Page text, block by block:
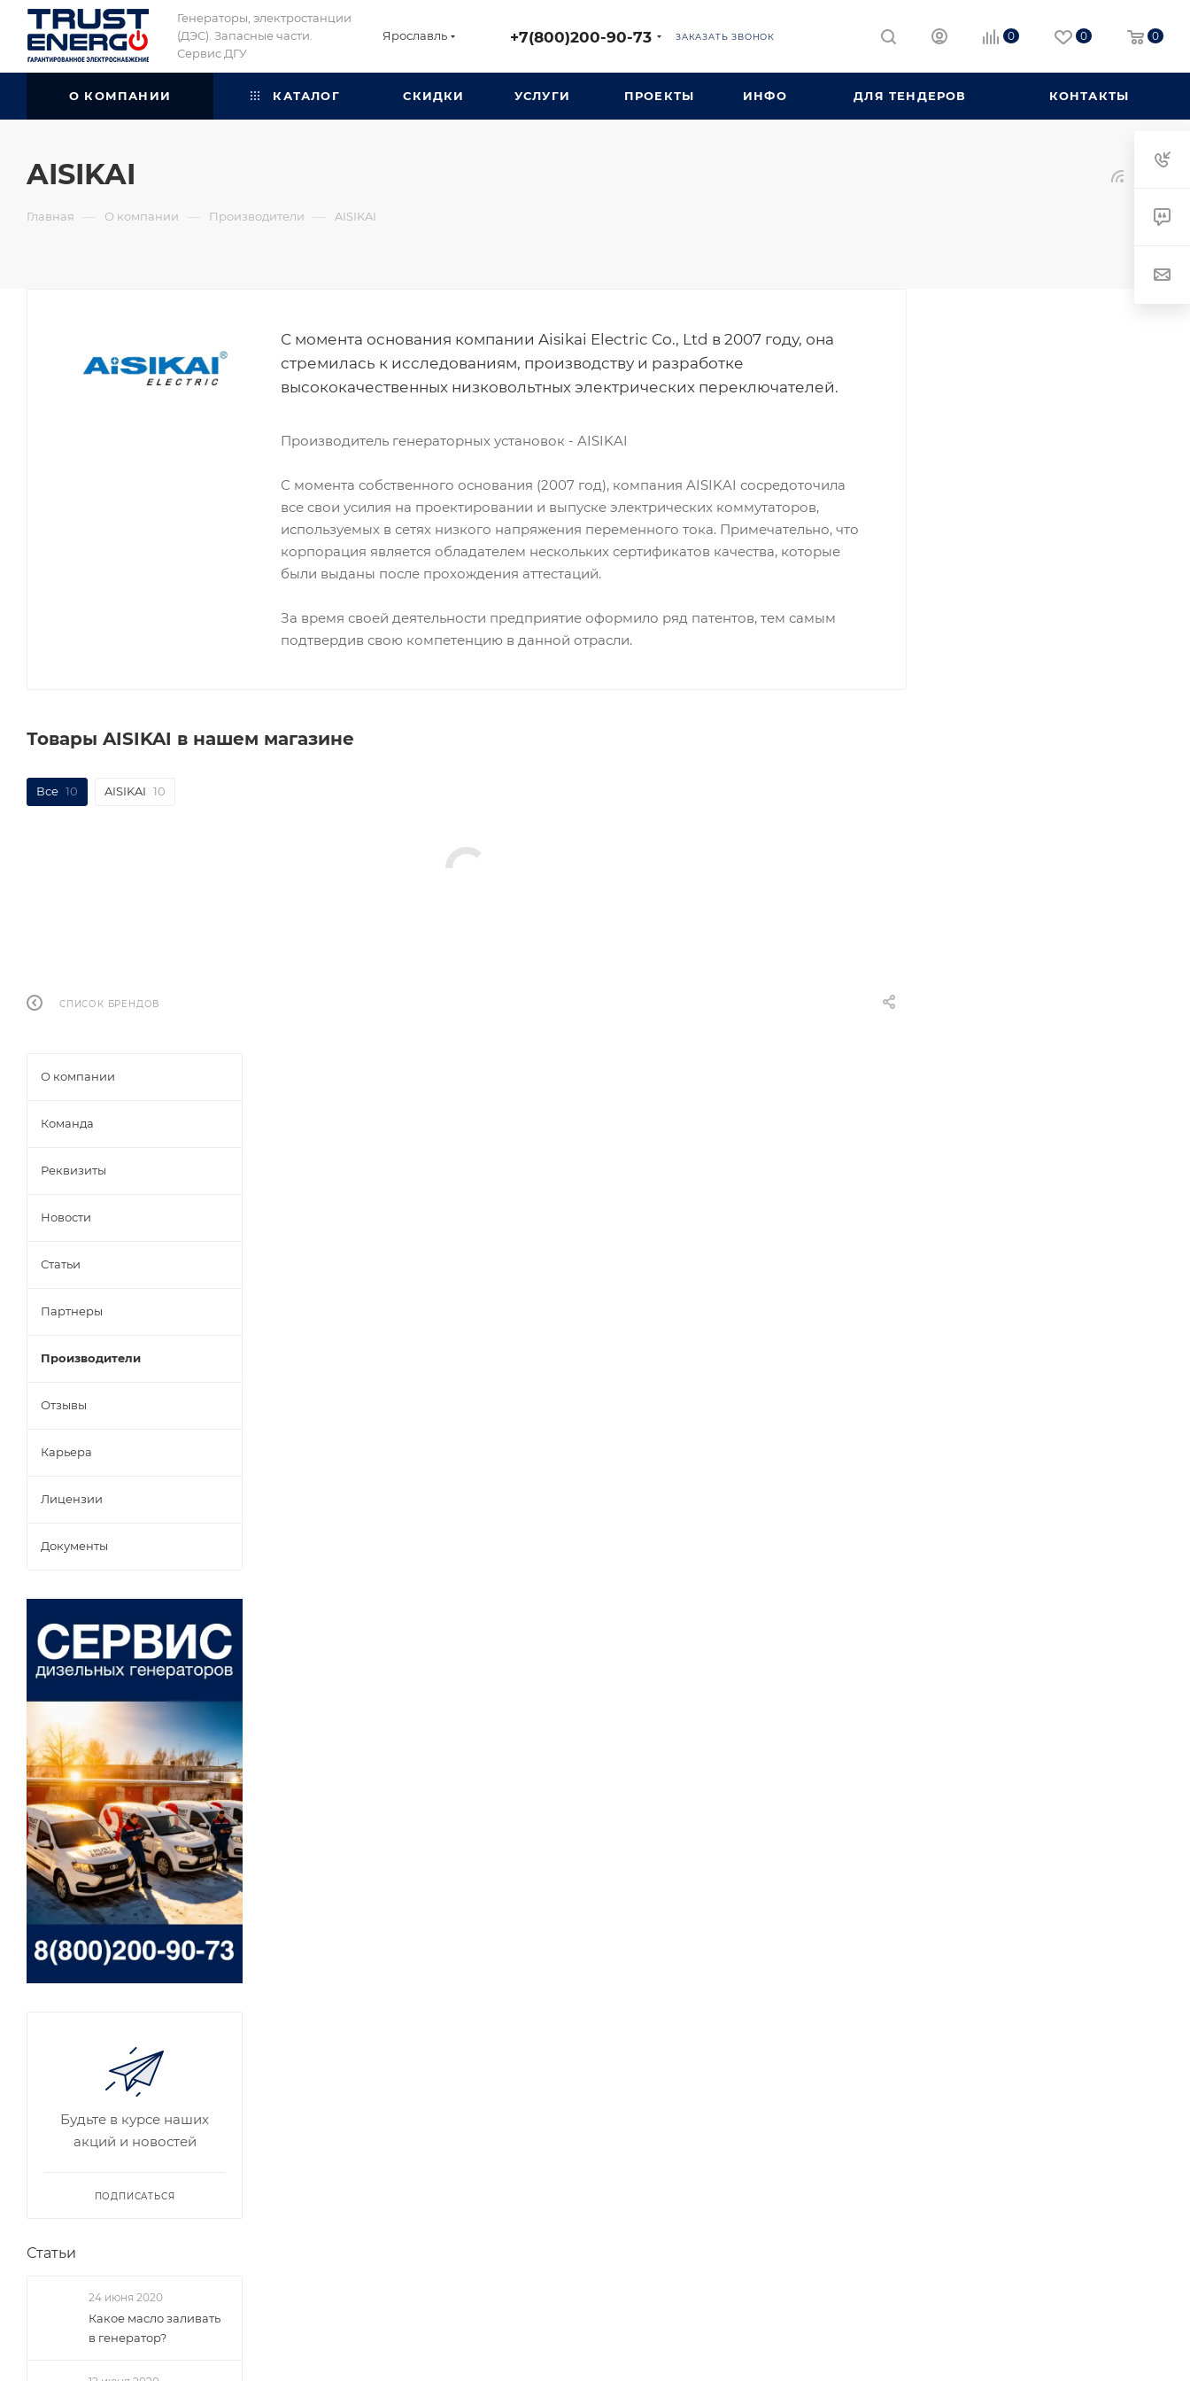
Генераторы, электростанции
(ДЭС). Запасные части.
Сервис ДГУ
Ярославль +7(800)200-90-73 ЗАКАЗАТЬ ЗВОНОК 0 0 0
О КОМПАНИИ КАТАЛОГ СКИДКИ УСЛУГИ ПРОЕКТЫ ИНФО ДЛЯ ТЕНДЕРОВ КОНТАКТЫ
AISIKAI
Главная — О компании — Производители — AISIKAI
С момента основания компании Aisikai Electric Co., Ltd в 2007 году, она
стремилась к исследованиям, производству и разработке
высококачественных низковольтных электрических переключателей.
Производитель генераторных установок - AISIKAI
С момента собственного основания (2007 год), компания AISIKAI сосредоточила
все свои усилия на проектировании и выпуске электрических коммутаторов,
используемых в сетях низкого напряжения переменного тока. Примечательно, что
корпорация является обладателем нескольких сертификатов качества, которые
были выданы после прохождения аттестаций.
За время своей деятельности предприятие оформило ряд патентов, тем самым
подтвердив свою компетенцию в данной отрасли.
Товары AISIKAI в нашем магазине
Все 10 AISIKAI 10
СПИСОК БРЕНДОВ
О компании
Команда
Реквизиты
Новости
Статьи
Партнеры
Производители
Отзывы
Карьера
Лицензии
Документы
Будьте в курсе наших
акций и новостей
ПОДПИСАТЬСЯ
Статьи
24 июня 2020
Какое масло заливать
в генератор?